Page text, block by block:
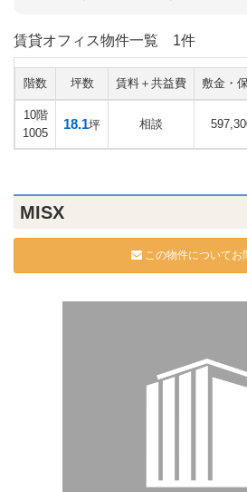
賃貸オフィス物件一覧 1件
階数 坪数 賃料＋共益費 敷金・
10階
1005
18.1坪 相談
MISX
この物件についてお